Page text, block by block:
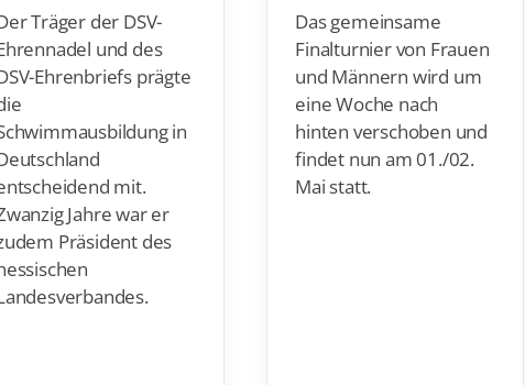
Träger der DSV-
und des
Ehrenbriefs prägte
in
mit.
Jahre war er
Präsident des
Das gemeinsame
Finalturnier von Frauen
und Männern wird um
eine Woche nach
hinten verschoben und
findet nun am 01./02.
Mai statt.